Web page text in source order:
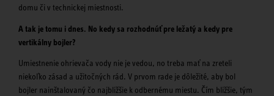
domu či v technickej miestnosti.
A tak je tomu i dnes. No kedy sa rozhodnúť pre ležatý a kedy pre
vertikálny bojler?
Umiestnenie ohrievača vody nie je vedou, no treba mať na zreteli
niekoľko zásad a užitočných rád. V prvom rade je dôležité, aby bol
bojler nainštalovaný čo najbližšie k odbernému miestu. Čím bližšie, tým